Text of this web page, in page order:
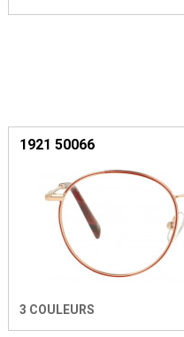
1921 50066
3 COULEURS